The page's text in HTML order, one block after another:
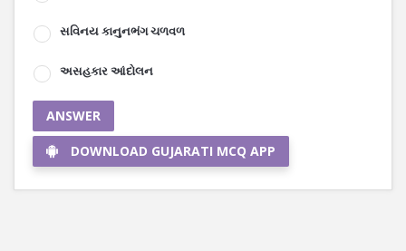
સવિનય કાનુનભંગ ચળવળ
અસહકાર આંદોલન
ANSWER
DOWNLOAD GUJARATI MCQ APP